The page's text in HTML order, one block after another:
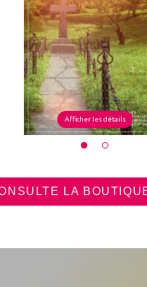
Afficher les détails
LA